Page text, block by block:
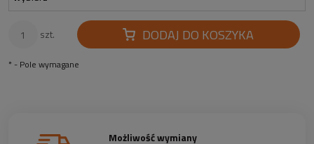
szt. DODAJ DO KOSZYKA
* - Pole wymagane
Możliwość wymiany